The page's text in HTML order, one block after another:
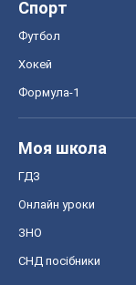
Спорт
Футбол
Хокей
Формула-1
Моя школа
ГДЗ
Онлайн уроки
ЗНО
СНД посібники